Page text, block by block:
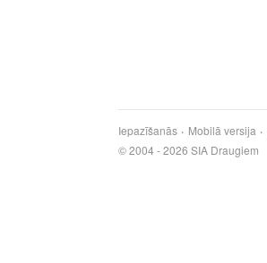
Iepazīšanās Mobilā versija
© 2004 - 2026 SIA Draugiem